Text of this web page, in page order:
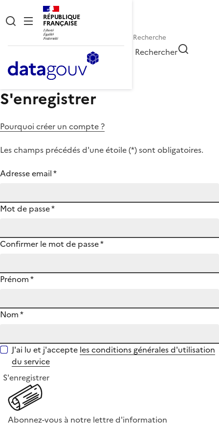
RÉPUBLIQUE
FRANÇAISE
Rechercher
S'enregistrer
Pourquoi créer un compte ?
Les champs précédés d'une étoile (*) sont obligatoires.
Adresse email*
Mot de passe*
Confirmer le mot de passe*
Prénom*
Nom*
J'ai lu et j'accepte les conditions générales d'utilisation
du service
S'enregistrer
Abonnez-vous à notre lettre d'information